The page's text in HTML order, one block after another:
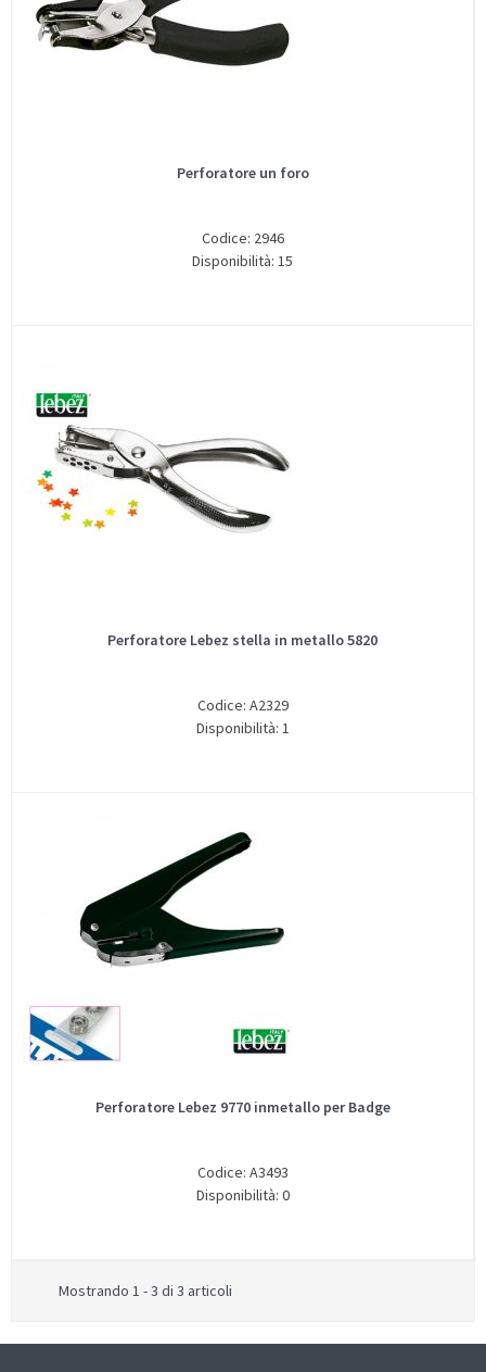
Perforatore un foro
Codice: 2946
Disponibilità: 15
Perforatore Lebez stella in metallo 5820
Codice: A2329
Disponibilità: 1
Perforatore Lebez 9770 inmetallo per Badge
Codice: A3493
Disponibilità: 0
Mostrando 1 - 3 di 3 articoli